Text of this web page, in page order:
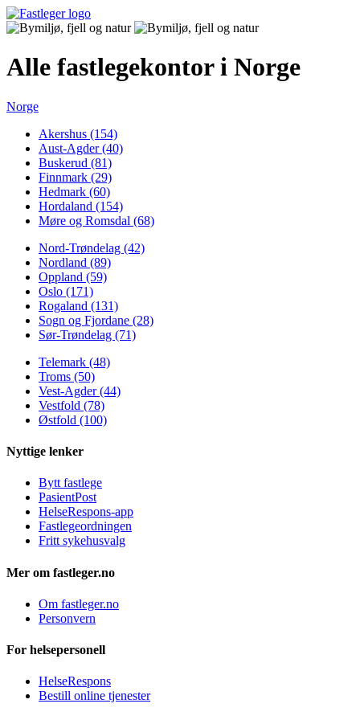
Alle fastlegekontor i Norge
Norge
Akershus (154)
Aust-Agder (40)
Buskerud (81)
Finnmark (29)
Hedmark (60)
Hordaland (154)
Møre og Romsdal (68)
Nord-Trøndelag (42)
Nordland (89)
Oppland (59)
Oslo (171)
Rogaland (131)
Sogn og Fjordane (28)
Sør-Trøndelag (71)
Telemark (48)
Troms (50)
Vest-Agder (44)
Vestfold (78)
Østfold (100)
Nyttige lenker
Bytt fastlege
PasientPost
HelseRespons-app
Fastlegeordningen
Fritt sykehusvalg
Mer om fastleger.no
Om fastleger.no
Personvern
For helsepersonell
HelseRespons
Bestill online tjenester